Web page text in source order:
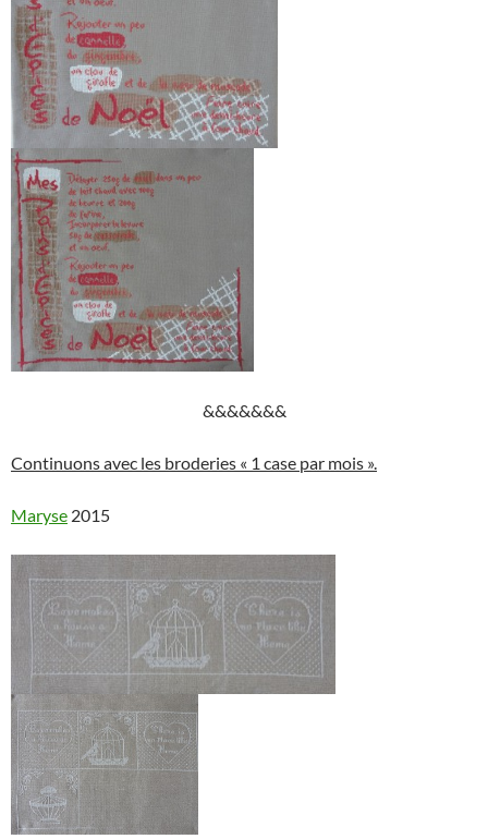
&&&&&&&
Continuons avec les broderies « 1 case par mois ».
Maryse 2015